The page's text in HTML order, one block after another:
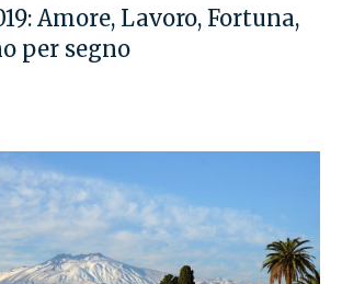
Amore, Lavoro, Fortuna,
per segno